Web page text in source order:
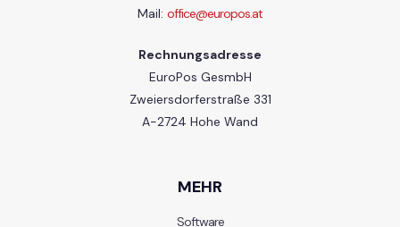
Mail: office@europos.at
Rechnungsadresse
EuroPos GesmbH
Zweiersdorferstraße 331
A-2724 Hohe Wand
MEHR
Software